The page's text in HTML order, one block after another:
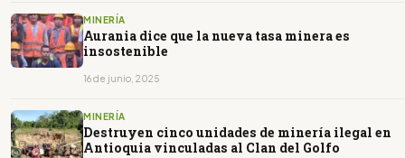
MINERÍA
Aurania dice que la nueva tasa minera es
insostenible
16 de junio, 2025
MINERÍA
Destruyen cinco unidades de minería ilegal en
Antioquia vinculadas al Clan del Golfo